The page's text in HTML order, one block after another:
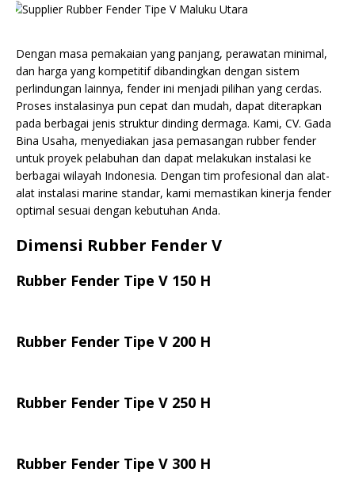
Dengan masa pemakaian yang panjang, perawatan minimal,
dan harga yang kompetitif dibandingkan dengan sistem
perlindungan lainnya, fender ini menjadi pilihan yang cerdas.
Proses instalasinya pun cepat dan mudah, dapat diterapkan
pada berbagai jenis struktur dinding dermaga. Kami, CV. Gada
Bina Usaha, menyediakan jasa pemasangan rubber fender
untuk proyek pelabuhan dan dapat melakukan instalasi ke
berbagai wilayah Indonesia. Dengan tim profesional dan alat-
alat instalasi marine standar, kami memastikan kinerja fender
optimal sesuai dengan kebutuhan Anda.
Dimensi Rubber Fender V
Rubber Fender Tipe V 150 H
Rubber Fender Tipe V 200 H
Rubber Fender Tipe V 250 H
Rubber Fender Tipe V 300 H